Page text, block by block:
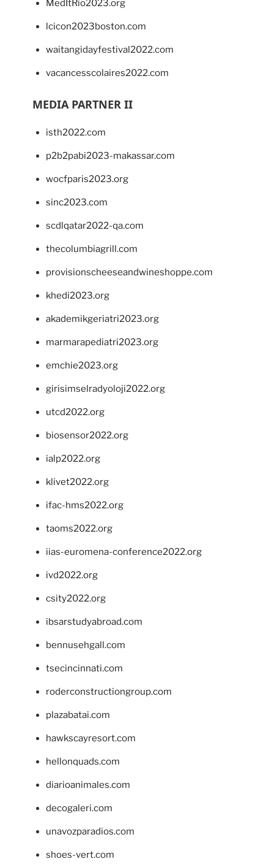
MedItRio2023.org
lcicon2023boston.com
waitangidayfestival2022.com
vacancesscolaires2022.com
MEDIA PARTNER II
isth2022.com
p2b2pabi2023-makassar.com
wocfparis2023.org
sinc2023.com
scdlqatar2022-qa.com
thecolumbiagrill.com
provisionscheeseandwineshoppe.com
khedi2023.org
akademikgeriatri2023.org
marmarapediatri2023.org
emchie2023.org
girisimselradyoloji2022.org
utcd2022.org
biosensor2022.org
ialp2022.org
klivet2022.org
ifac-hms2022.org
taoms2022.org
iias-euromena-conference2022.org
ivd2022.org
csity2022.org
ibsarstudyabroad.com
bennusehgall.com
tsecincinnati.com
roderconstructiongroup.com
plazabatai.com
hawkscayresort.com
hellonquads.com
diarioanimales.com
decogaleri.com
unavozparadios.com
shoes-vert.com